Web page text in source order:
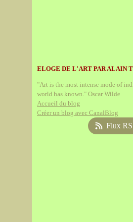
ELOGE DE L'ART PAR ALAIN
"Art is the most intense mode of
world has known." Oscar Wilde
Accueil du blog
Créer un blog avec CanalBlog
Flux